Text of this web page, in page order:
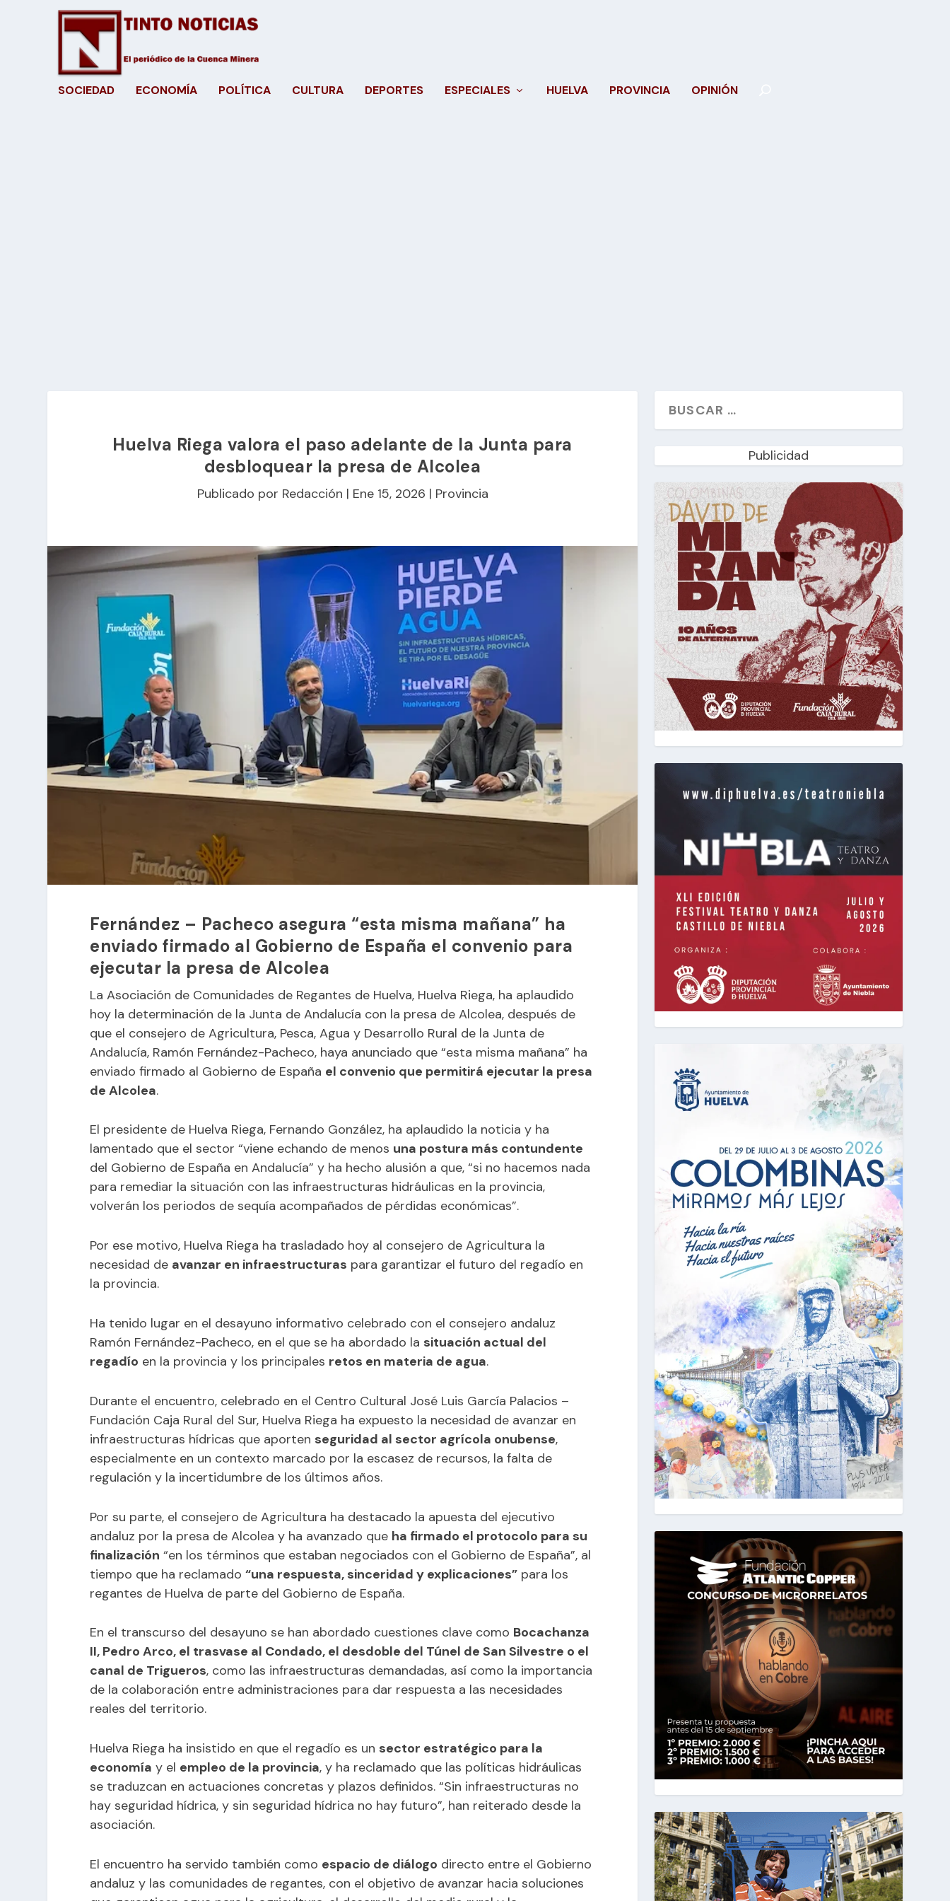
SOCIEDAD ECONOMÍA POLÍTICA CULTURA DEPORTES ESPECIALES HUELVA PROVINCIA OPINIÓN
Huelva Riega valora el paso adelante de la Junta para
desbloquear la presa de Alcolea
Publicado por Redacción | Ene 15, 2026 | Provincia
Fernández – Pacheco asegura “esta misma mañana” ha
enviado firmado al Gobierno de España el convenio para
ejecutar la presa de Alcolea
La Asociación de Comunidades de Regantes de Huelva, Huelva Riega, ha aplaudido
hoy la determinación de la Junta de Andalucía con la presa de Alcolea, después de
que el consejero de Agricultura, Pesca, Agua y Desarrollo Rural de la Junta de
Andalucía, Ramón Fernández-Pacheco, haya anunciado que “esta misma mañana” ha
enviado firmado al Gobierno de España el convenio que permitirá ejecutar la presa
de Alcolea.
El presidente de Huelva Riega, Fernando González, ha aplaudido la noticia y ha
lamentado que el sector “viene echando de menos una postura más contundente
del Gobierno de España en Andalucía” y ha hecho alusión a que, “si no hacemos nada
para remediar la situación con las infraestructuras hidráulicas en la provincia,
volverán los periodos de sequía acompañados de pérdidas económicas”.
Por ese motivo, Huelva Riega ha trasladado hoy al consejero de Agricultura la
necesidad de avanzar en infraestructuras para garantizar el futuro del regadío en
la provincia.
Ha tenido lugar en el desayuno informativo celebrado con el consejero andaluz
Ramón Fernández-Pacheco, en el que se ha abordado la situación actual del
regadío en la provincia y los principales retos en materia de agua.
Durante el encuentro, celebrado en el Centro Cultural José Luis García Palacios –
Fundación Caja Rural del Sur, Huelva Riega ha expuesto la necesidad de avanzar en
infraestructuras hídricas que aporten seguridad al sector agrícola onubense,
especialmente en un contexto marcado por la escasez de recursos, la falta de
regulación y la incertidumbre de los últimos años.
Por su parte, el consejero de Agricultura ha destacado la apuesta del ejecutivo
andaluz por la presa de Alcolea y ha avanzado que ha firmado el protocolo para su
finalización “en los términos que estaban negociados con el Gobierno de España”, al
tiempo que ha reclamado“una respuesta, sinceridad y explicaciones” para los
regantes de Huelva de parte del Gobierno de España.
En el transcurso del desayuno se han abordado cuestiones clave como Bocachanza
II, Pedro Arco, el trasvase al Condado, el desdoble del Túnel de San Silvestre o el
canal de Trigueros, como las infraestructuras demandadas, así como la importancia
de la colaboración entre administraciones para dar respuesta a las necesidades
reales del territorio.
Huelva Riega ha insistido en que el regadío es un sector estratégico para la
economía y el empleo de la provincia, y ha reclamado que las políticas hidráulicas
se traduzcan en actuaciones concretas y plazos definidos. “Sin infraestructuras no
hay seguridad hídrica, y sin seguridad hídrica no hay futuro”, han reiterado desde la
asociación.
El encuentro ha servido también como espacio de diálogo directo entre el Gobierno
andaluz y las comunidades de regantes, con el objetivo de avanzar hacia soluciones
Publicidad